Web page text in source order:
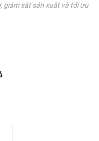
giám sát sản xuất và tối ưu